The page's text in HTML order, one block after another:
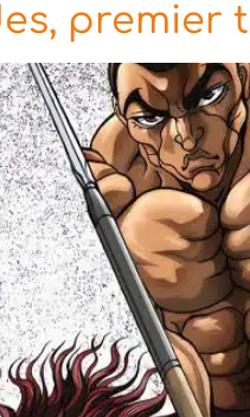
premier